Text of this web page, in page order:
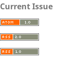
Current Issue